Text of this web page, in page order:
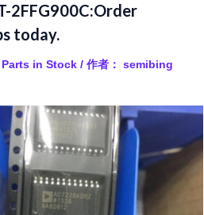
2FFG900C:Order
today.
in Stock/ 作者： semibing